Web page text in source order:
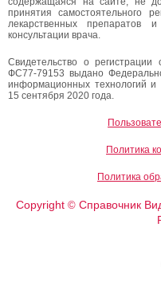
принятия самостоятельного
лекарственных
консультации врача.
Свидетельство о
ФС77-79153 выдано
информационных технологий и
15 сентября 2020 года.
Политика
Политика
Copyright ©Справочник